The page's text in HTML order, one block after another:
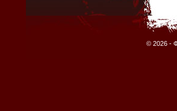
© 2026 -